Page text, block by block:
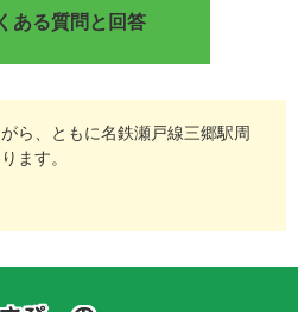
ある質問と回答
ら、ともに名鉄瀬戸線三郷駅周
ます。